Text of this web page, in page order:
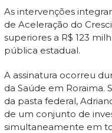
As intervenções
de Aceleração do
superiores a R$ 123
pública estadual.
A assinatura ocorreu
da Saúde em Roraima.
da pasta federal,
de um conjunto de
simultaneamente em